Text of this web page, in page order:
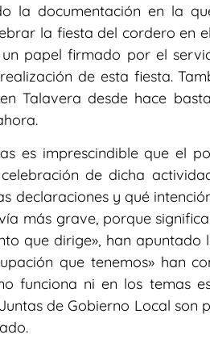
la documentación en la
la fiesta del cordero en
papel firmado por el
de esta fiesta.
Talavera desde hace
es imprescindible que el
de dicha
declaraciones y qué
más grave, porque
que dirige», han apuntado
que tenemos» han
funciona ni en los temas
de Gobierno Local son